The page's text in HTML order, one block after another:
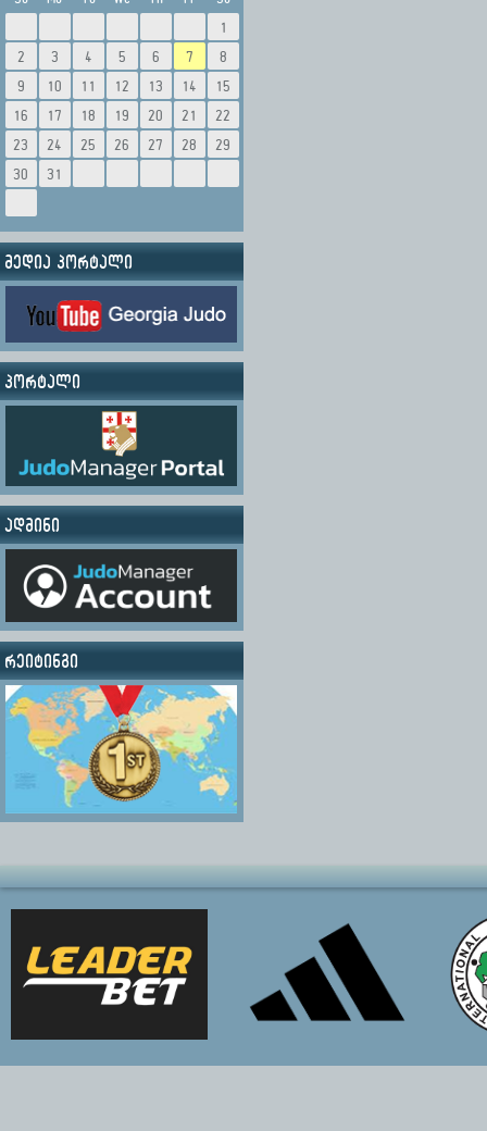
1
2
3 4 5 6 7
8
9
10 11 12 13 14
15
16
17 18 19 20 21
22
23
24 25 26 27 28
29
30
31
მედია პორტალი
პორტალი
ადმინი
რეიტინგი